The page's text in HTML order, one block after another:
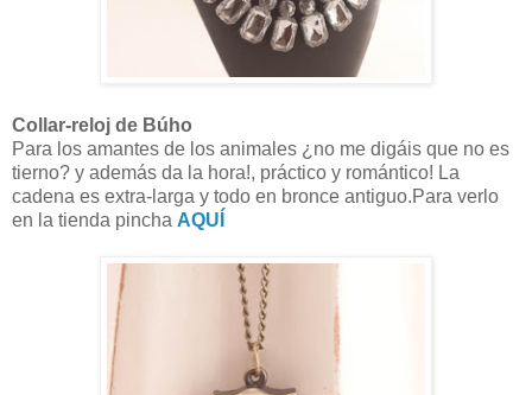
Collar-reloj de Búho
Para los amantes de los animales ¿no me digáis que no es
tierno? y además da la hora!, práctico y romántico! La
cadena es extra-larga y todo en bronce antiguo.Para verlo
en la tienda pincha AQUÍ